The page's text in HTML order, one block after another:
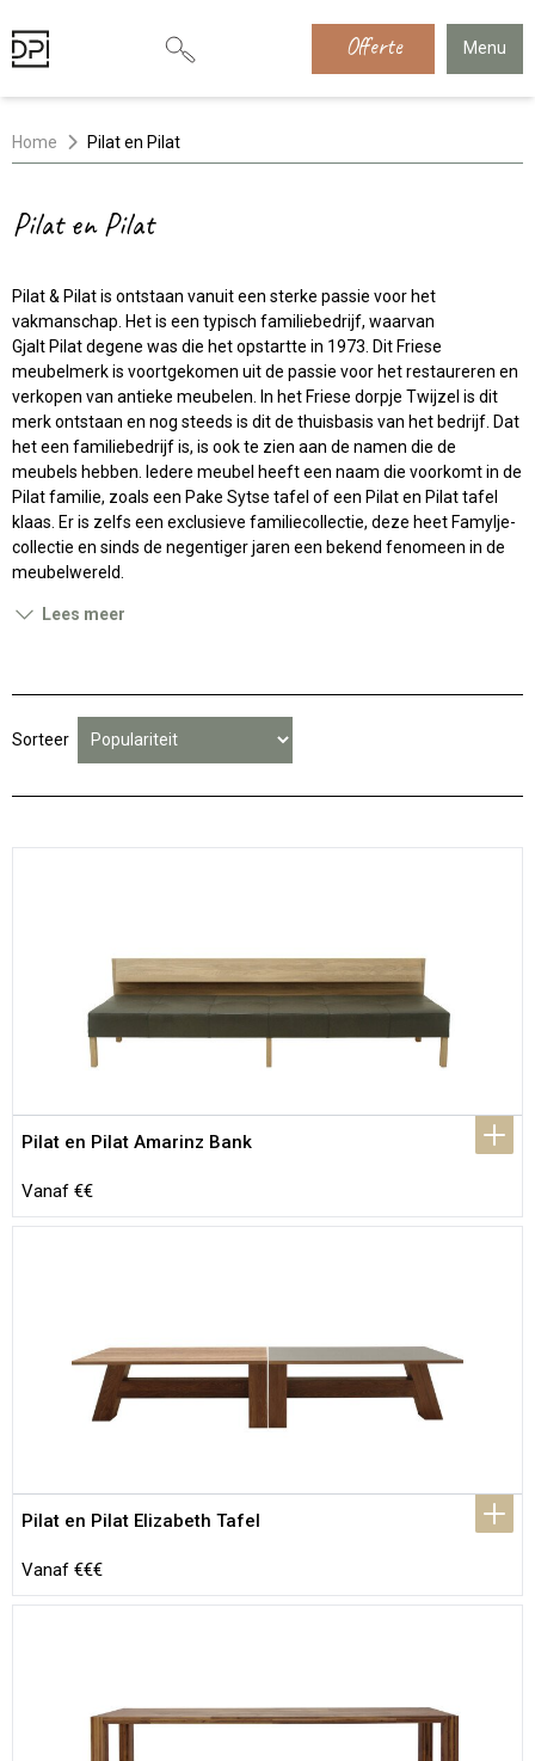
Offerte Menu
Home Pilat en Pilat
Pilat en Pilat
Pilat & Pilat is ontstaan vanuit een sterke passie voor het
vakmanschap. Het is een typisch familiebedrijf, waarvan
Gjalt Pilat degene was die het opstartte in 1973. Dit Friese
meubelmerk is voortgekomen uit de passie voor het restaureren en
verkopen van antieke meubelen. In het Friese dorpje Twijzel is dit
merk ontstaan en nog steeds is dit de thuisbasis van het bedrijf. Dat
het een familiebedrijf is, is ook te zien aan de namen die de
meubels hebben. Iedere meubel heeft een naam die voorkomt in de
Pilat familie, zoals een Pake Sytse tafel of een Pilat en Pilat tafel
klaas. Er is zelfs een exclusieve familiecollectie, deze heet Famylje-
collectie en sinds de negentiger jaren een bekend fenomeen in de
meubelwereld.
Lees meer
Sorteer
Pilat en Pilat Amarinz Bank
Vanaf €€
Pilat en Pilat Elizabeth Tafel
Vanaf €€€